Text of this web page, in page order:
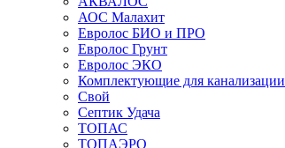
АОС Малахит
Евролос БИО и ПРО
Евролос Грунт
Евролос ЭКО
Комплектующие для канализации
Свой
Септик Удача
ТОПАС
ТОПАЭРО